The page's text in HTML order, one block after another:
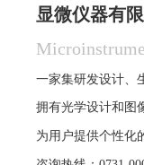
显微仪器有
一家集研发设计、
拥有光学设计和图
为用户提供个性化